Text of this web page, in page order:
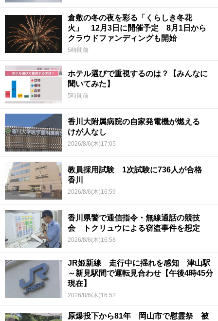
倉敷の冬の夜を彩る「くらしき冬花
火」 12月3日に開催予定 8月1日から
クラウドファンディングも開始
5時間前
ホテル選びで重視するのは？【みんなに
聞いてみた】
5時間前
香川大附属病院の自家発電機が燃える
けが人なし
2026/8/6(木)17:05
教員採用試験 1次試験に736人が合格
香川
2026/8/6(木)16:59
香川県警で通信指令・無線通話の競技
会 トクリュウによる窃盗事件を想定
2026/8/6(木)16:58
JR姫新線 走行中に揺れを感知 津山駅
～新見駅間で運転見合わせ【午後4時45分
現在】
2026/8/6(木)16:52
原爆投下から81年 岡山市で慰霊祭 被